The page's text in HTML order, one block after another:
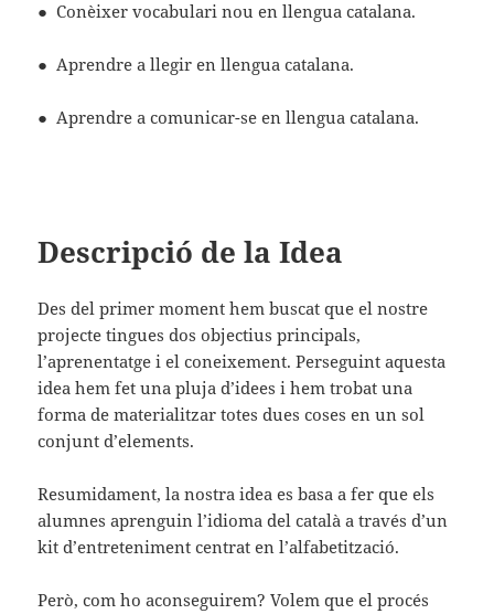
● Conèixer vocabulari nou en llengua catalana.
● Aprendre a llegir en llengua catalana.
● Aprendre a comunicar-se en llengua catalana.
Descripció de la Idea
Des del primer moment hem buscat que el nostre
projecte tingues dos objectius principals,
l’aprenentatge i el coneixement. Perseguint aquesta
idea hem fet una pluja d’idees i hem trobat una
forma de materialitzar totes dues coses en un sol
conjunt d’elements.
Resumidament, la nostra idea es basa a fer que els
alumnes aprenguin l’idioma del català a través d’un
kit d’entreteniment centrat en l’alfabetització.
Però, com ho aconseguirem? Volem que el procés